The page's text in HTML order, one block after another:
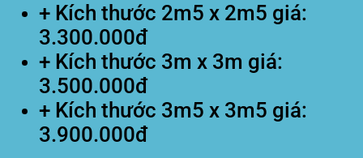
+ Kích thước 2m5 x 2m5 giá:
3.300.000đ
+ Kích thước 3m x 3m giá:
3.500.000đ
+ Kích thước 3m5 x 3m5 giá:
3.900.000đ